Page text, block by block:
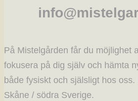
På Mistelgården får du möjlighet
fokusera på dig själv och hämta
både fysiskt och själsligt hos
Skåne / södra Sverige.